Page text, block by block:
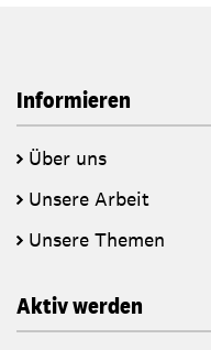
Informieren
Über uns
Unsere Arbeit
Unsere Themen
Aktiv werden